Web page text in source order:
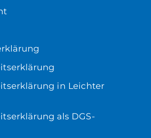
in Leichter
als DGS-